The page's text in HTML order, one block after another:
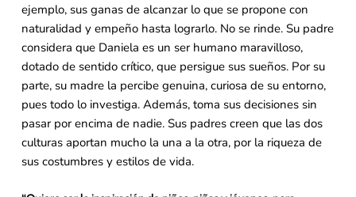
ejemplo, sus ganas de alcanzar lo que se propone con
naturalidad y empeño hasta lograrlo. No se rinde. Su padre
considera que Daniela es un ser humano maravilloso,
dotado de sentido crítico, que persigue sus sueños. Por su
parte, su madre la percibe genuina, curiosa de su entorno,
pues todo lo investiga. Además, toma sus decisiones sin
pasar por encima de nadie. Sus padres creen que las dos
culturas aportan mucho la una a la otra, por la riqueza de
sus costumbres y estilos de vida.